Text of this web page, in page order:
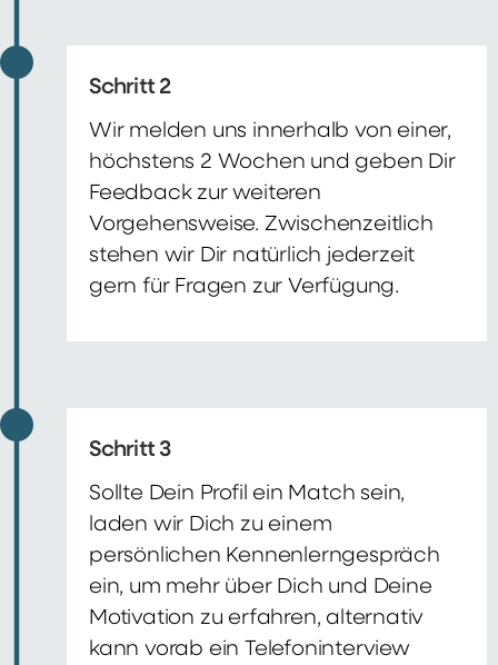
Schritt 2
Wir melden uns innerhalb von einer,
höchstens 2 Wochen und geben Dir
Feedback zur weiteren
Vorgehensweise. Zwischenzeitlich
stehen wir Dir natürlich jederzeit
gern für Fragen zur Verfügung.
Schritt 3
Sollte Dein Profil ein Match sein,
laden wir Dich zu einem
persönlichen Kennenlerngespräch
ein, um mehr über Dich und Deine
Motivation zu erfahren, alternativ
kann vorab ein Telefoninterview